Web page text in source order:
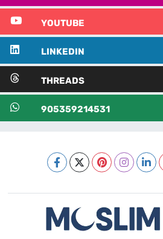
YOUTUBE
LINKEDIN
THREADS
905359214531